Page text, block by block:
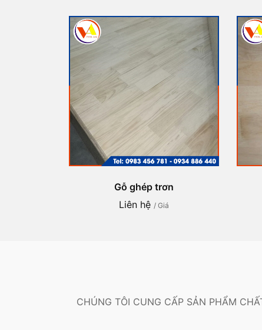
Gỗ ghép trơn
Liên hệ / Giá
CHÚNG TÔI CUNG CẤP SẢN PHẨM